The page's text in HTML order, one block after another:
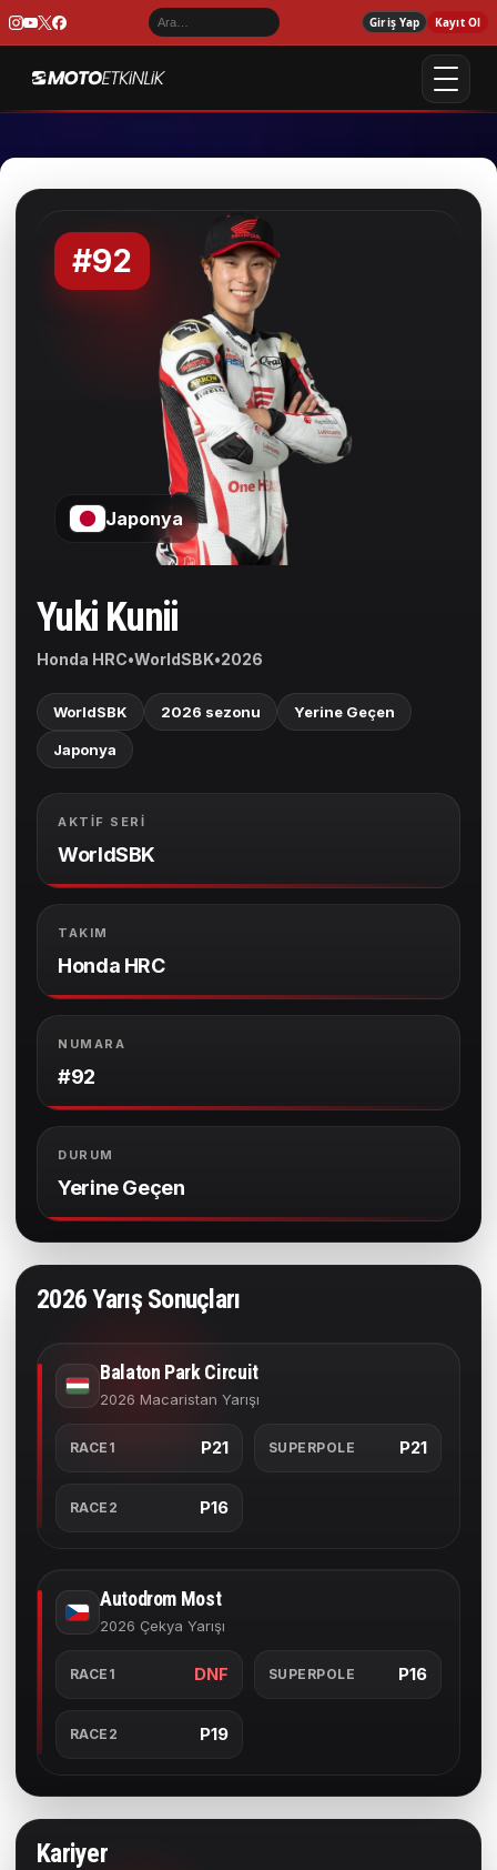
Giriş Yap Kayıt Ol
#92
Japonya
Yuki Kunii
Honda HRC•WorldSBK•2026
WorldSBK 2026 sezonu Yerine Geçen
Japonya
AKTIF SERI
WorldSBK
TAKIM
Honda HRC
NUMARA
#92
DURUM
Yerine Geçen
2026 Yarış Sonuçları
Balaton Park Circuit
2026 Macaristan Yarışı
RACE1 P21 SUPERPOLE P21
RACE2 P16
Autodrom Most
2026 Çekya Yarışı
RACE1 DNF SUPERPOLE P16
RACE2 P19
Kariyer